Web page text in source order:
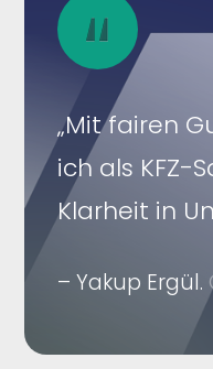
„Mit fairen
ich als KFZ-
Klarheit in
– Yakup Ergül.